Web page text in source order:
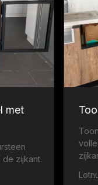
met
zijkant.